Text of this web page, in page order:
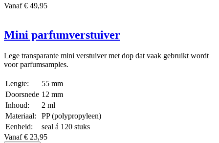
Vanaf € 49,95
Mini parfumverstuiver
Lege transparante mini verstuiver met dop dat vaak gebruikt wordt
voor parfumsamples.
Lengte:
55 mm
Doorsnede 12 mm
Inhoud:
2 ml
Materiaal:
PP (polypropyleen)
Eenheid:
seal á 120 stuks
Vanaf € 23,95